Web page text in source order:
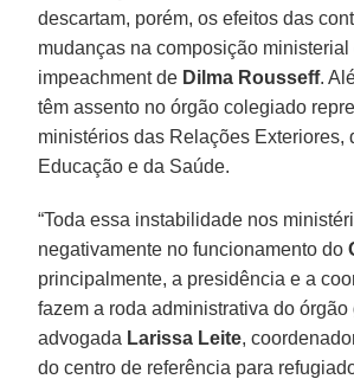
descartam, porém, os efeitos das
mudanças na composição ministerial
impeachment de Dilma Rousseff.
têm assento no órgão colegiado
ministérios das Relações Exteriores,
Educação e da Saúde.
“Toda essa instabilidade nos
negativamente no funcionamento do
principalmente, a presidência e a
fazem a roda administrativa do órgão
advogada Larissa Leite,
do centro de referência para